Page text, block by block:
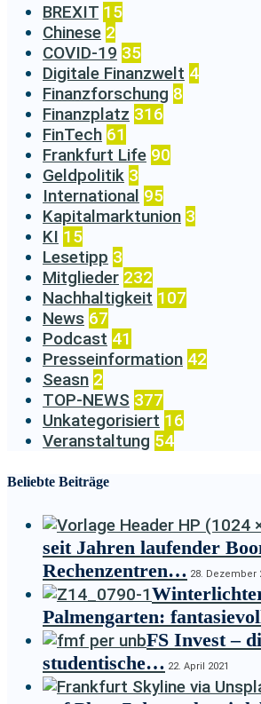
BREXIT 15
Chinese 2
COVID-19 35
Digitale Finanzwelt 4
Finanzforschung 8
Finanzplatz 316
FinTech 61
Frankfurt Life 90
Geldpolitik 3
International 95
Kapitalmarktunion 3
KI 15
Lesetipp 3
Mitglieder 232
Nachhaltigkeit 107
News 67
Podcast 41
Presseinformation 42
Seasn 2
TOP-NEWS 377
Unkategorisiert 16
Veranstaltung 54
Beliebte Beiträge
seit Jahren laufender
Rechenzentren… 28. Dezember
Palmengarten:
FS Invest –
studentische… 22. April 2021